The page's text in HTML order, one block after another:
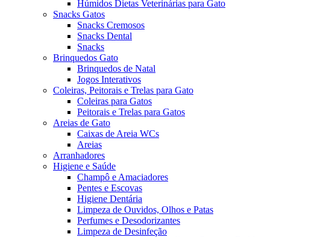
Húmidos Dietas Veterinárias para Gato
Snacks Gatos
Snacks Cremosos
Snacks Dental
Snacks
Brinquedos Gato
Brinquedos de Natal
Jogos Interativos
Coleiras, Peitorais e Trelas para Gato
Coleiras para Gatos
Peitorais e Trelas para Gatos
Areias de Gato
Caixas de Areia WCs
Areias
Arranhadores
Higiene e Saúde
Champô e Amaciadores
Pentes e Escovas
Higiene Dentária
Limpeza de Ouvidos, Olhos e Patas
Perfumes e Desodorizantes
Limpeza de Desinfeção